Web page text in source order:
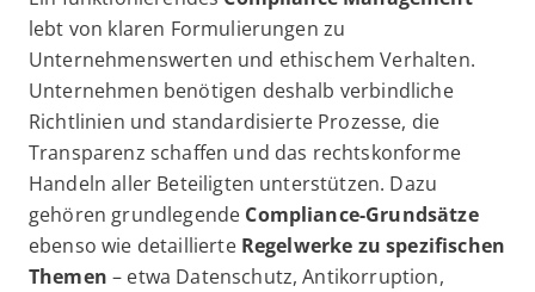
lebt von klaren Formulierungen zu
Unternehmenswerten und ethischem Verhalten.
Unternehmen benötigen deshalb verbindliche
Richtlinien und standardisierte Prozesse, die
Transparenz schaffen und das rechtskonforme
Handeln aller Beteiligten unterstützen. Dazu
gehören grundlegende Compliance-Grundsätze
ebenso wie detaillierteRegelwerke zu spezifischen
Themen – etwa Datenschutz, Antikorruption,